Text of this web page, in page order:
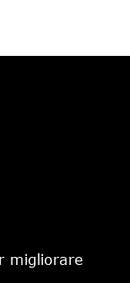
€ 370,00
migliorare